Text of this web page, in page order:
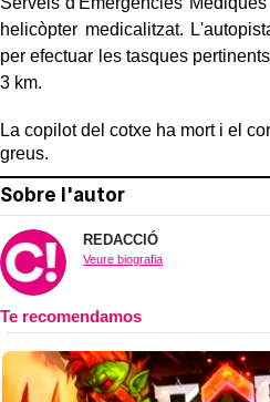
helicòpter medicalitzat.
per efectuar les tasques
3 km.
La copilot del cotxe ha mort i el
greus.
Sobre l'autor
REDACCIÓ
Veure biografia